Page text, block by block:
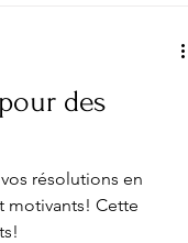
des
résolutions en
motivants! Cette